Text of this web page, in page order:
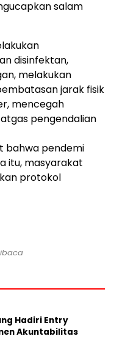
salam
disinfektan,
melakukan
jarak fisik
mencegah
pengendalian
bahwa pendemi
itu, masyarakat
protokol
Hadiri Entry
Akuntabilitas